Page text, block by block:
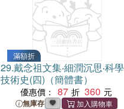
滿額折
29.戴念祖文集‧細潤沉思‧科學
技術史(四)（簡體書）
優惠價： 87 360
無庫存